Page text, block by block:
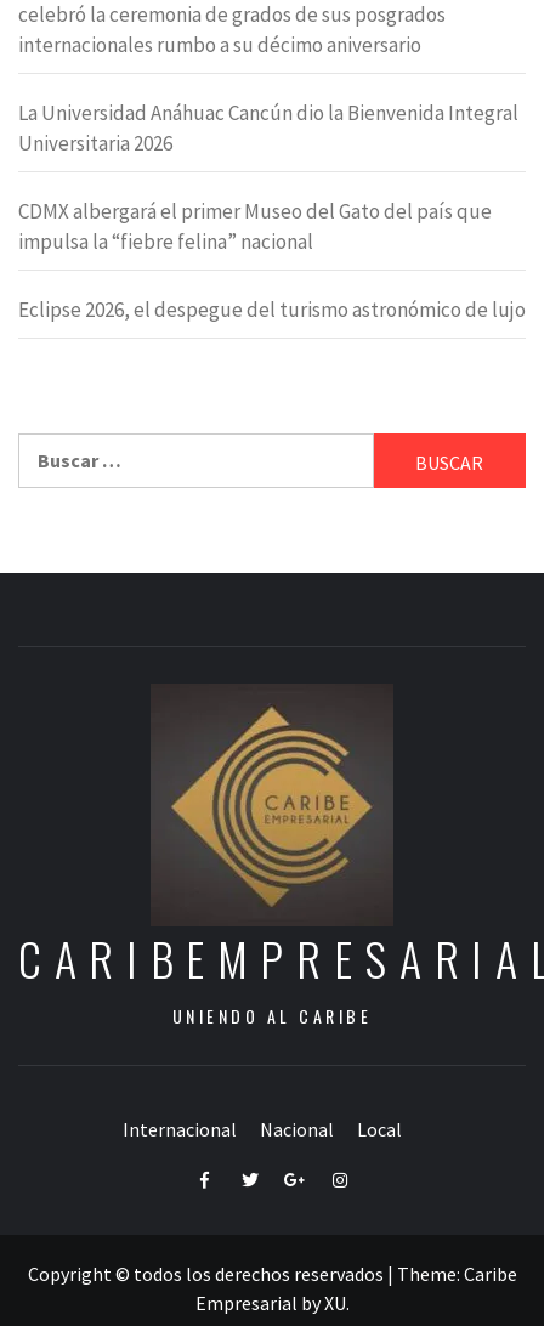
celebró la ceremonia de grados de sus posgrados
internacionales rumbo a su décimo aniversario
La Universidad Anáhuac Cancún dio la Bienvenida Integral
Universitaria 2026
CDMX albergará el primer Museo del Gato del país que
impulsa la “fiebre felina” nacional
Eclipse 2026, el despegue del turismo astronómico de lujo
UNIENDO AL CARIBE
Internacional Nacional Local
FacebookTwitterGoogle+Instagram
Copyright © todos los derechos reservados | Theme: Caribe
Empresarial byXU.